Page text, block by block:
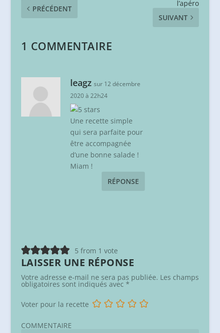
PRÉCÉDENT
l’apéro
SUIVANT
1 COMMENTAIRE
leagz sur 12 décembre
2020 à 22h24
Une recette simple
qui sera parfaite pour
être accompagnée
d’une bonne salade !
Miam !
RÉPONSE
5 from 1 vote
LAISSER UNE RÉPONSE
Votre adresse e-mail ne sera pas publiée. Les champs
obligatoires sont indiqués avec *
Voter pour la recette
COMMENTAIRE